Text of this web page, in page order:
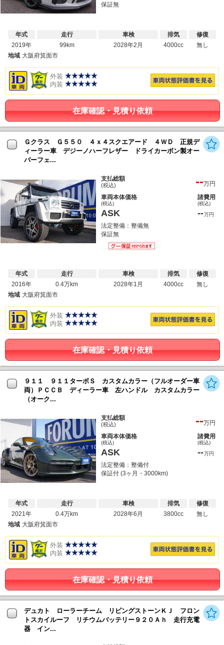
保証無
年式
2019年
走行
99km
車検
2028年2月
排気
4000cc
修復
無し
地域 大阪府箕面市
外装
内装
在庫確認・見積り依頼
Ｇクラス Ｇ５５０ ４ｘ４スクエアード ４ＷＤ 正規デ
ィーラー車 デジーノハーフレザー ドライカーボン製オー
バーフェ...
支払総額
(税込) --万円
車両本体価格
(税込)
ASK
諸費用
(税込)
--万円
法定整備：整備無
保証無
年式
2016年
走行
0.4万km
車検
2028年1月
排気
4000cc
修復
無し
地域 大阪府箕面市
外装
内装
在庫確認・見積り依頼
９１１ ９１１ターボＳ カスタムカラー（フルオーダー車
両）ＰＣＣＢ ディーラー車 左ハンドル カスタムカラー
（オーク...
支払総額
(税込) --万円
車両本体価格
(税込)
ASK
諸費用
(税込)
--万円
法定整備：整備付
保証付 (3ヶ月・3000km)
年式
2021年
走行
0.4万km
車検
2028年6月
排気
3800cc
修復
無し
地域 大阪府箕面市
外装
内装
在庫確認・見積り依頼
デュカト ローラーチーム リビングストーンＫＪ フロン
トスカイルーフ リチウムバッテリー９２０Ａｈ 走行充電
器 イン...